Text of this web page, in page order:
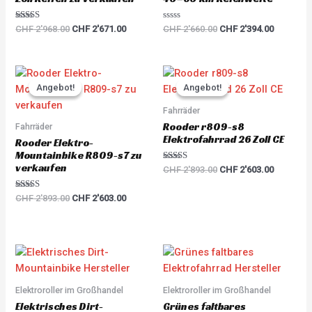
Rated
CHF2'968.00 CHF2'671.00
R
0
o
u
t
f
CHF2'660.00 CHF2'394.00
Angebot!
Angebot!
Fahrräder
Rooder Elektro-
Mountainbike R809-s7 zu
verkaufen
Rated
CHF2'893.00
Original
price
was:
CHF2'603.00
is:
CHF 2'603.00.
Angebot!
Angebot!
Fahrräder
Rooder r809-s8
Elektrofahrrad 26 Zoll CE
Rated
CHF2'893.00
Original
price
was:
CHF2'603.00
is:
Elektroroller im Großhandel
Elektrisches Dirt-
Elektroroller im Großhandel
Grünes faltbares